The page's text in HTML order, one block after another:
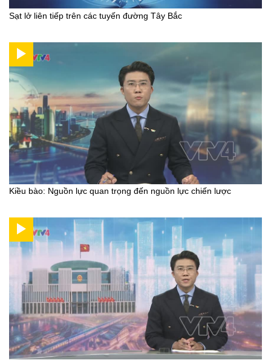
Sạt lở liên tiếp trên các tuyến đường Tây Bắc
Kiều bào: Nguồn lực quan trọng đến nguồn lực chiến lược